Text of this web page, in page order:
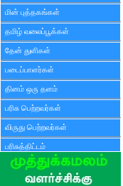
மின் புத்தகங்கள்
தமிழ் வலைப்பூக்கள்
தேன் துளிகள்
படைப்பாளர்கள்
தினம் ஒரு தளம்
பரிசு பெற்றவர்கள்
விருது பெற்றவர்கள்
பரிசுத்திட்டம்